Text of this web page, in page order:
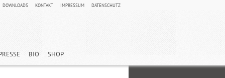
DOWNLOADS KONTAKT IMPRESSUM DATENSCHUTZ
BIO SHOP